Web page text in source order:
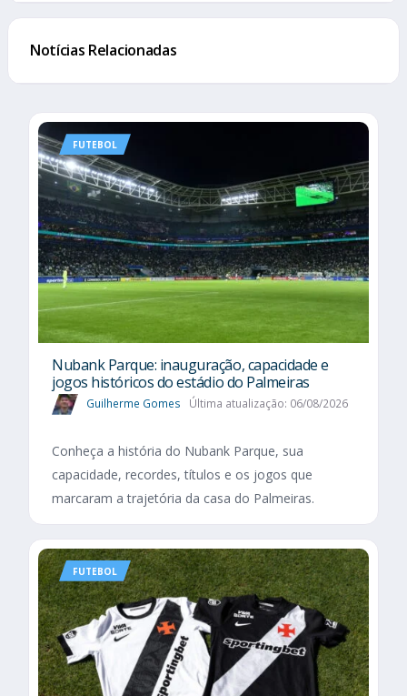
Notícias Relacionadas
FUTEBOL
Nubank Parque: inauguração, capacidade e
jogos históricos do estádio do Palmeiras
Guilherme Gomes Última atualização: 06/08/2026
Conheça a história do Nubank Parque, sua
capacidade, recordes, títulos e os jogos que
marcaram a trajetória da casa do Palmeiras.
FUTEBOL